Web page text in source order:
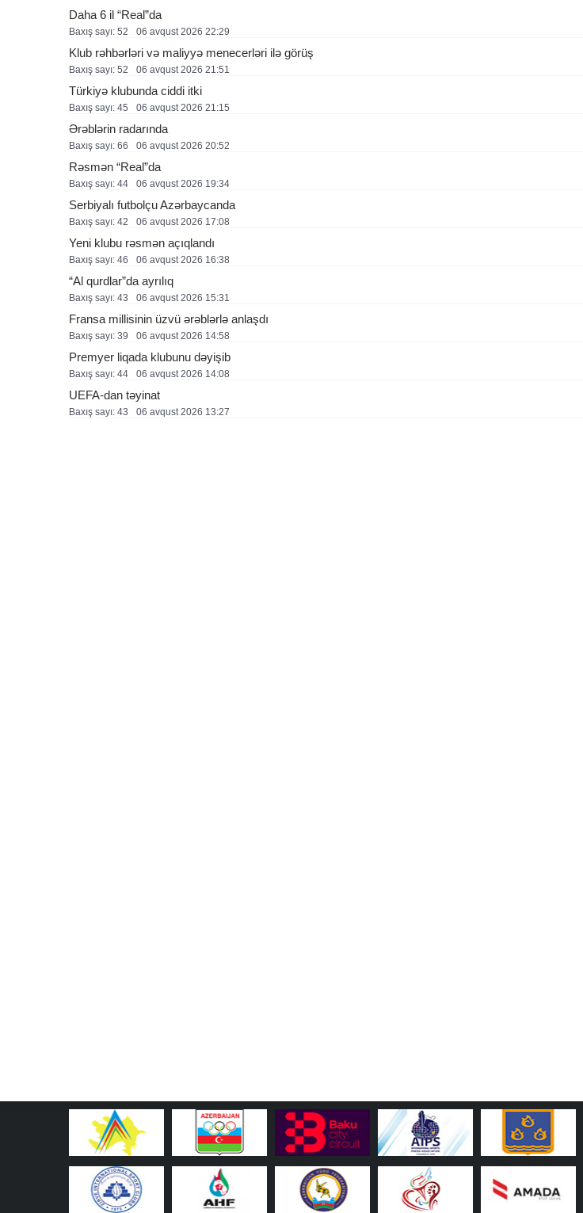
Daha 6 il “Real”da
Baxış sayı: 52 06 avqust 2026 22:29
Klub rəhbərləri və maliyyə menecerləri ilə görüş
Baxış sayı: 52 06 avqust 2026 21:51
Türkiyə klubunda ciddi itki
Baxış sayı: 45 06 avqust 2026 21:15
Ərəblərin radarında
Baxış sayı: 66 06 avqust 2026 20:52
Rəsmən “Real”da
Baxış sayı: 44 06 avqust 2026 19:34
Serbiyalı futbolçu Azərbaycanda
Baxış sayı: 42 06 avqust 2026 17:08
Yeni klubu rəsmən açıqlandı
Baxış sayı: 46 06 avqust 2026 16:38
“Al qurdlar”da ayrılıq
Baxış sayı: 43 06 avqust 2026 15:31
Fransa millisinin üzvü ərəblərlə anlaşdı
Baxış sayı: 39 06 avqust 2026 14:58
Premyer liqada klubunu dəyişib
Baxış sayı: 44 06 avqust 2026 14:08
UEFA-dan təyinat
Baxış sayı: 43 06 avqust 2026 13:27